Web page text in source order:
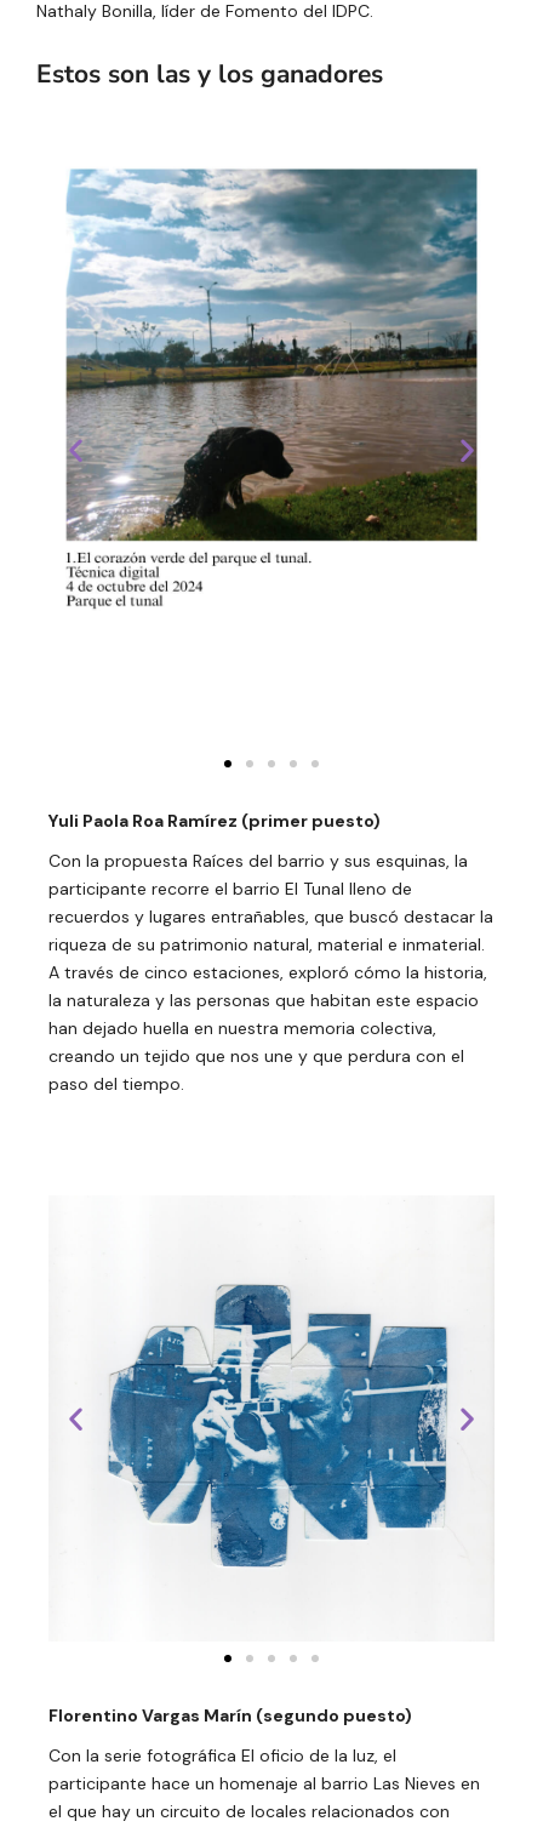
Nathaly Bonilla, líder de Fomento del IDPC.
Estos son las y los ganadores
Yuli Paola Roa Ramírez (primer puesto)
Con la propuesta Raíces del barrio y sus esquinas, la
participante recorre el barrio El Tunal lleno de
recuerdos y lugares entrañables, que buscó destacar la
riqueza de su patrimonio natural, material e inmaterial.
A través de cinco estaciones, exploró cómo la historia,
la naturaleza y las personas que habitan este espacio
han dejado huella en nuestra memoria colectiva,
creando un tejido que nos une y que perdura con el
paso del tiempo.
Florentino Vargas Marín (segundo puesto)
Con la serie fotográfica El oficio de la luz, el
participante hace un homenaje al barrio Las Nieves en
el que hay un circuito de locales relacionados con